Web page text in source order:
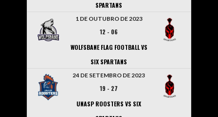
SPARTANS
1 DE OUTUBRO DE 2023
12 - 06
WOLFSBANE FLAG FOOTBALL VS
SIX SPARTANS
24 DE SETEMBRO DE 2023
19 - 27
UNASP ROOSTERS VS SIX